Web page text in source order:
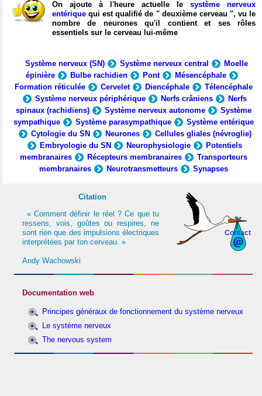
On ajoute à l'heure actuelle le système nerveux
entérique qui est qualifié de " deuxième cerveau ", vu le
nombre de neurones qu'il contient et ses rôles
essentiels sur le cerveau lui-même
Système nerveux (SN) Système nerveux central
Moelle
épinière
Bulbe rachidien Pont
Mésencéphale
Formation réticulée
Cervelet Diencéphale
Télencéphale
Système nerveux périphérique
Nerfs crâniens
Nerfs
spinaux (rachidiens)
Système nerveux autonome
Système
sympathique
Système parasympathique
Système entérique
Cytologie du SN
Neurones
Cellules gliales (névroglie)
Embryologie du SN
Neurophysiologie
Potentiels
membranaires
Récepteurs membranaires
Transporteurs
membranaires
Neurotransmetteurs Synapses
Contact
Citation
« Comment définir le réel ? Ce que tu
ressens, vois, goûtes ou respires, ne
sont rien que des impulsions électriques
interprétées par ton cerveau. »
Andy Wachowski
Documentation web
Principes généraux de fonctionnement du système nerveux
Le système nerveux
The nervous system